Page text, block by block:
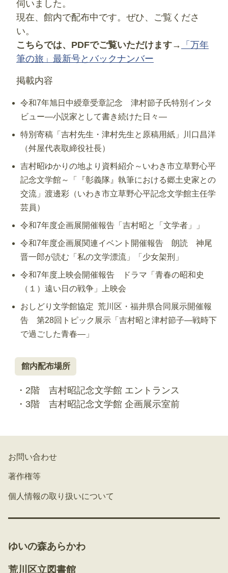
伺いました。
現在、館内で配布中です。ぜひ、ご覧くださ
い。
こちらでは、PDFでご覧いただけます→
「万年
筆の旅」最新号とバックナンバー
掲載内容
令和7年旭日中綬章受章記念 津村節子氏特別インタ
ビュー―小説家として書き続けた日々―
特別寄稿「吉村先生・津村先生と原稿用紙」川口昌洋
（舛屋代表取締役社長）
吉村昭ゆかりの地より資料紹介～いわき市立草野心平
記念文学館～「『彰義隊』執筆における郷土史家との
交流」渡邊彩（いわき市立草野心平記念文学館主任学
芸員）
令和7年度企画展開催報告「吉村昭と「文学者」」
令和7年度企画展関連イベント開催報告 朗読 神尾
晋一郎が読む「私の文学漂流」「少女架刑」
令和7年度上映会開催報告 ドラマ「青春の昭和史
（１）遠い日の戦争」上映会
おしどり文学館協定 荒川区・福井県合同展示開催報
告 第28回トピック展示「吉村昭と津村節子―戦時下
で過ごした青春―」
館内配布場所
・2階 吉村昭記念文学館 エントランス
・3階 吉村昭記念文学館 企画展示室前
お問い合わせ
著作権等
個人情報の取り扱いについて
ゆいの森あらかわ
荒川区立図書館